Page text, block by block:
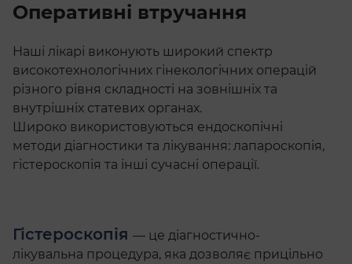
Оперативні втручання
Наші лікарі виконують широкий спектр
високотехнологічних гінекологічних операцій
різного рівня складності на зовнішніх та
внутрішніх статевих органах.
Широко використовуються ендоскопічні
методи діагностики та лікування: лапароскопія,
гістероскопія та інші сучасні операції.
Гістероскопія — це діагностично-
лікувальна процедура, яка дозволяє прицільно